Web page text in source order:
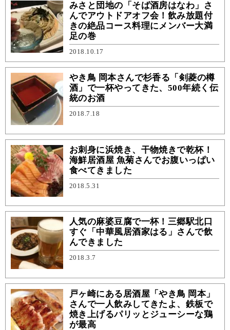
みさと団地の「そば酒房はなわ」さ
んでアウトドアオフ会！飲み放題付
きの絶品コース料理にメンバー大満
足の巻
2018.10.17
やき鳥 岡本さんで杉香る「剣菱の樽
酒」で一杯やってきた、500年続く伝
統のお酒
2018.7.18
お刺身に浜焼き、干物焼きで乾杯！
海鮮居酒屋 魚菊さんでお腹いっぱい
食べてきました
2018.5.31
人気の麻婆豆腐で一杯！三郷駅北口
すぐ「中華風居酒家はる」さんで飲
んできました
2018.3.7
戸ヶ崎にある居酒屋「やき鳥 岡本」
さんで一人飲みしてきたよ、鉄板で
焼き上げるパリッとジューシーな鶏
が最高